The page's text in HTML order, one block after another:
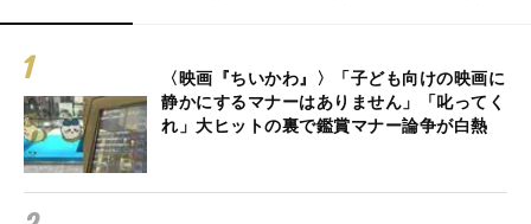
〈映画『ちいかわ』〉「子ども向けの映画に
静かにするマナーはありません」「叱ってく
れ」大ヒットの裏で鑑賞マナー論争が白熱